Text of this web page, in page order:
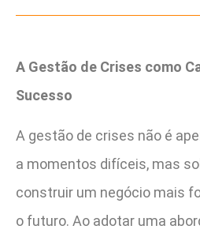
A Gestão de Crises como
Sucesso
A gestão de crises não é
a momentos difíceis, mas
construir um negócio mais
o futuro. Ao adotar uma